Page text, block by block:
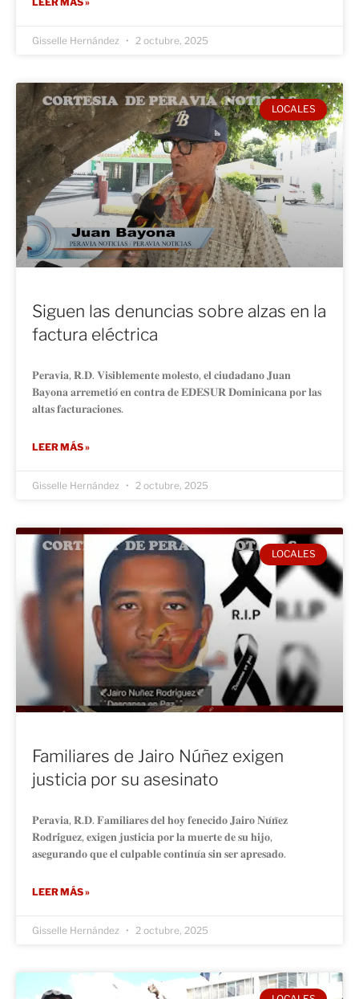
Gisselle Hernández 2 octubre, 2025
LOCALES
Siguen las denuncias sobre alzas en la
factura eléctrica
𝐏𝐞𝐫𝐚𝐯𝐢𝐚, 𝐑.𝐃. 𝐕𝐢𝐬𝐢𝐛𝐥𝐞𝐦𝐞𝐧𝐭𝐞 𝐦𝐨𝐥𝐞𝐬𝐭𝐨, 𝐞𝐥 𝐜𝐢𝐮𝐝𝐚𝐝𝐚𝐧𝐨 𝐉𝐮𝐚𝐧
𝐁𝐚𝐲𝐨𝐧𝐚 𝐚𝐫𝐫𝐞𝐦𝐞𝐭𝐢𝐨́ 𝐞𝐧 𝐜𝐨𝐧𝐭𝐫𝐚 𝐝𝐞 𝐄𝐃𝐄𝐒𝐔𝐑 𝐃𝐨𝐦𝐢𝐧𝐢𝐜𝐚𝐧𝐚 𝐩𝐨𝐫 𝐥𝐚𝐬
𝐚𝐥𝐭𝐚𝐬 𝐟𝐚𝐜𝐭𝐮𝐫𝐚𝐜𝐢𝐨𝐧𝐞𝐬.
LEER MÁS »
Gisselle Hernández 2 octubre, 2025
LOCALES
Familiares de Jairo Núñez exigen
justicia por su asesinato
𝐏𝐞𝐫𝐚𝐯𝐢𝐚, 𝐑.𝐃. 𝐅𝐚𝐦𝐢𝐥𝐢𝐚𝐫𝐞𝐬 𝐝𝐞𝐥 𝐡𝐨𝐲 𝐟𝐞𝐧𝐞𝐜𝐢𝐝𝐨 𝐉𝐚𝐢𝐫𝐨 𝐍𝐮́𝐧̃𝐞𝐳
𝐑𝐨𝐝𝐫𝐢́𝐠𝐮𝐞𝐳, 𝐞𝐱𝐢𝐠𝐞𝐧 𝐣𝐮𝐬𝐭𝐢𝐜𝐢𝐚 𝐩𝐨𝐫 𝐥𝐚 𝐦𝐮𝐞𝐫𝐭𝐞 𝐝𝐞 𝐬𝐮 𝐡𝐢𝐣𝐨,
𝐚𝐬𝐞𝐠𝐮𝐫𝐚𝐧𝐝𝐨 𝐪𝐮𝐞 𝐞𝐥 𝐜𝐮𝐥𝐩𝐚𝐛𝐥𝐞 𝐜𝐨𝐧𝐭𝐢𝐧𝐮́𝐚 𝐬𝐢𝐧 𝐬𝐞𝐫 𝐚𝐩𝐫𝐞𝐬𝐚𝐝𝐨.
LEER MÁS »
Gisselle Hernández 2 octubre, 2025